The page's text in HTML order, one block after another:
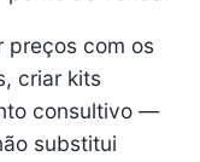
preços com os
criar kits
consultivo —
substitui